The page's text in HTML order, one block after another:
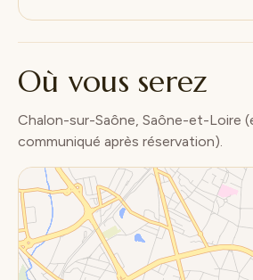
Où vous serez
Chalon-sur-Saône, Saône-et-Loire
communiqué après réservation).